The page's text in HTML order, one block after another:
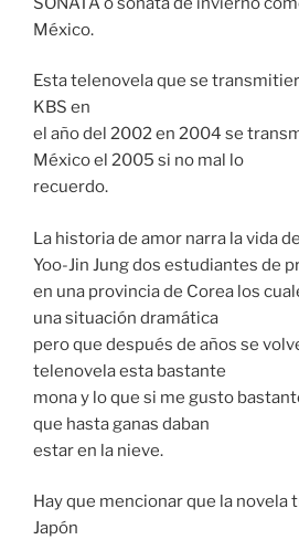
México.
Esta telenovela que se
KBS en
el año del 2002 en 2004 se
México el 2005 si no mal lo
recuerdo.
La historia de amor narra la vida
Yoo-Jin Jung dos estudiantes de
en una provincia de Corea los
una situación dramática
pero que después de años se
telenovela esta bastante
mona y lo que si me gusto
que hasta ganas daban
estar en la nieve.
Hay que mencionar que la novela
Japón